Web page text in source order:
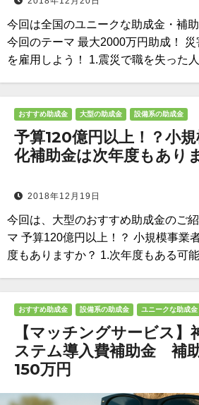
今回は全国のユニークな助成金・補
今回のテーマ 最大2000万円助成！
を雇用しよう！ 1.震災で職を失った
おすすめ助成金 大型の助成金 設備系の助成金
予算120億円以上！？小
化補助金は次年度もあり
2018年12月19日
今回は、大型のおすすめ助成金のご
マ 予算120億円以上！？ 小規模事業
度もありますか？ 1.次年度もある可
おすすめ助成金 設備系の助成金 ユニークな助成金
【マッチングサービス】
ステム導入費補助金 補
150万円